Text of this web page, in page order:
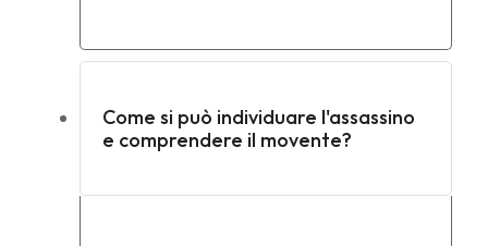
Come si può individuare l'assassino
e comprendere il movente?